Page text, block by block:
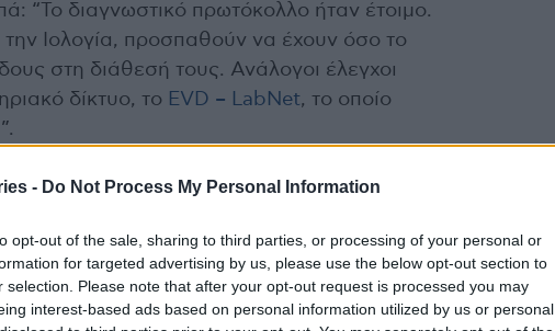
- Do Not Process My Personal Information
opt-out of the sale, sharing to third parties, or processing of your personal or
for targeted advertising by us, please use the below opt-out section to
selection. Please note that after your opt-out request is processed you may
interest-based ads based on personal information utilized by us or personal
“Το διαγνωστικό πρωτόκολλο ήταν έτοιμο.
Ιολογία, προσπαθούν να έχουν όσο το
στη διάθεσή τους. Ανάλογοι έλεγχοι
δίκτυο, το EVD – LabNet, το οποίο
δεν είναι μια ξεχασμένη νόσος και
ιού, που έχει προκαλέσει ανησυχία σε όλο
και σε άλλες χώρες, αλλά δεν ήταν τόση η